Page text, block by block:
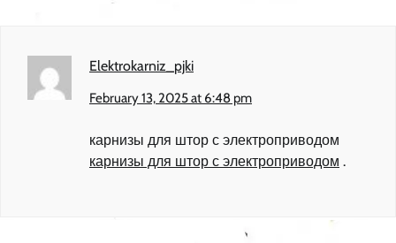
Elektrokarniz_pjki
February 13, 2025 at 6:48 pm
карнизы для штор с электроприводом
карнизы для штор с электроприводом .